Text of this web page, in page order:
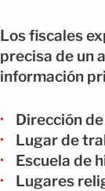
Los fiscales
precisa de un
información
Dirección
Lugar de
Escuela de
Lugares